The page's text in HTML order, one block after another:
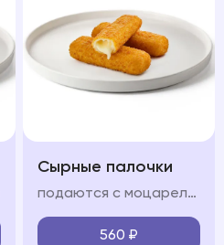
Сырные палочки
подаются с моцареллой и соусом сладкий чили
560 ₽